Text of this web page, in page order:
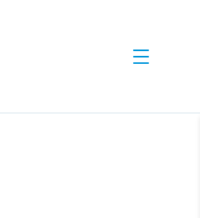
up and down arrows to